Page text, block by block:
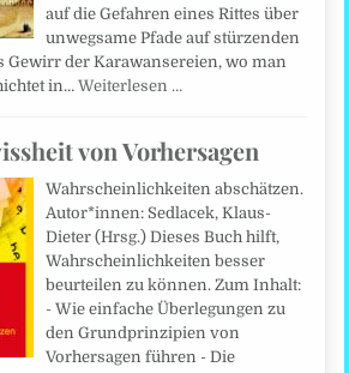
auf die Gefahren eines Rittes über
unwegsame Pfade auf stürzenden
Gewirr der Karawansereien, wo man
in…Weiterlesen …
von Vorhersagen
Wahrscheinlichkeiten abschätzen.
Autor*innen: Sedlacek, Klaus-
Dieter (Hrsg.) Dieses Buch hilft,
Wahrscheinlichkeiten besser
beurteilen zu können. Zum Inhalt:
- Wie einfache Überlegungen zu
den Grundprinzipien von
Vorhersagen führen - Die